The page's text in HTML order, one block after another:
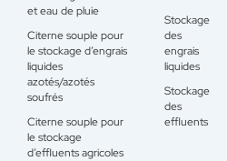
et eau de pluie
Citerne souple pour
le stockage d’engrais
liquides
azotés/azotés
soufrés
Citerne souple pour
le stockage
d’effluents agricoles
Stockage
des
engrais
liquides
Stockage
des
effluents